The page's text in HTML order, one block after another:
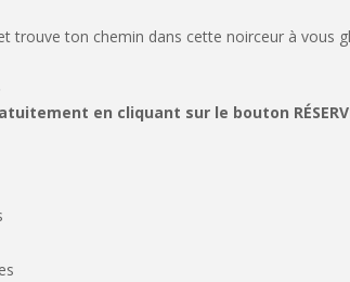
trouve ton chemin dans cette noirceur à vous
en cliquant sur le bouton